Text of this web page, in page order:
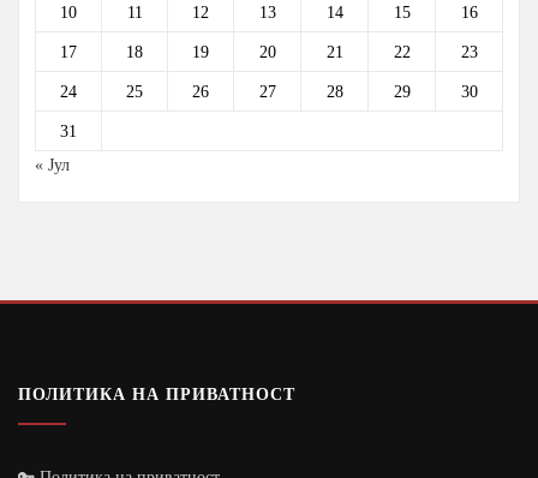
10 11 12 13 14 15 16
17 18 19 20 21 22 23
24 25 26 27 28 29 30
31
« Јул
ПОЛИТИКА НА ПРИВАТНОСТ